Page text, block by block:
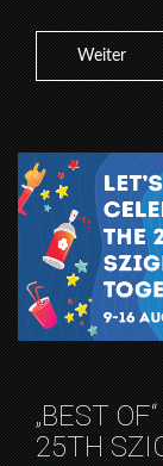
Weiter
„BEST
25TH